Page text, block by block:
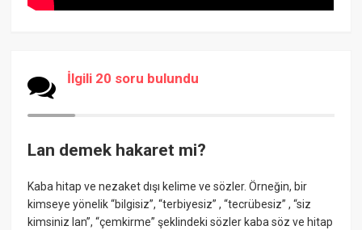
İlgili 20 soru bulundu
Lan demek hakaret mi?
Kaba hitap ve nezaket dışı kelime ve sözler. Örneğin, bir
kimseye yönelik “bilgisiz”, “terbiyesiz” , “tecrübesiz” , “siz
kimsiniz lan”, “çemkirme” şeklindeki sözler kaba söz ve hitap